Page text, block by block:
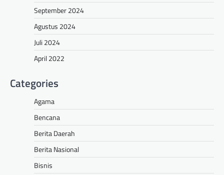
September 2024
Agustus 2024
Juli 2024
April 2022
Categories
Agama
Bencana
Berita Daerah
Berita Nasional
Bisnis